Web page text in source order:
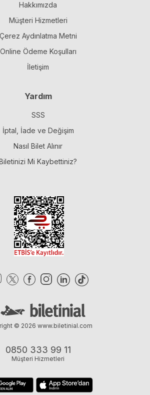
Hakkımızda
Müşteri Hizmetleri
Çerez Aydınlatma Metni
Online Ödeme Koşulları
İletişim
Yardım
SSS
İptal, İade ve Değişim
Nasıl Bilet Alınır
Mi Kaybettiniz?
0850 333 99 11
Müşteri Hizmetleri
© 2026 www.biletinial.com